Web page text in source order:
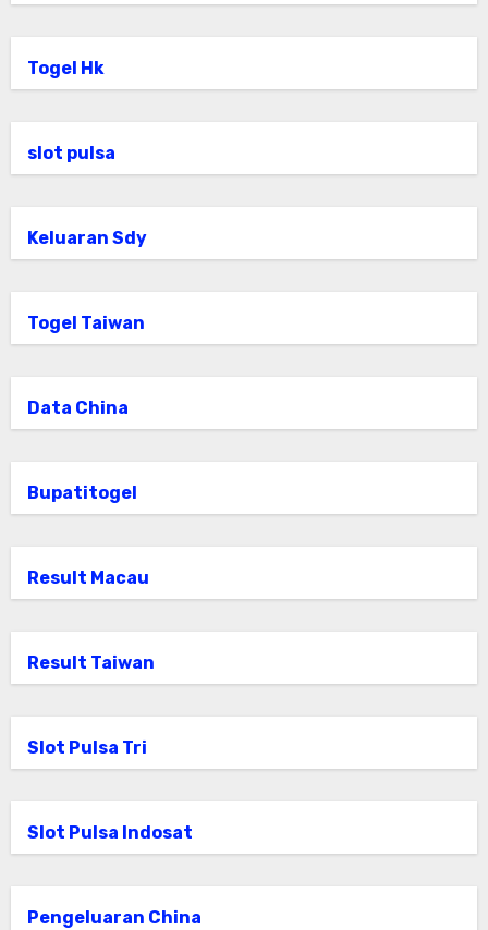
Togel Hk
slot pulsa
Keluaran Sdy
Togel Taiwan
Data China
Bupatitogel
Result Macau
Result Taiwan
Slot Pulsa Tri
Slot Pulsa Indosat
Pengeluaran China